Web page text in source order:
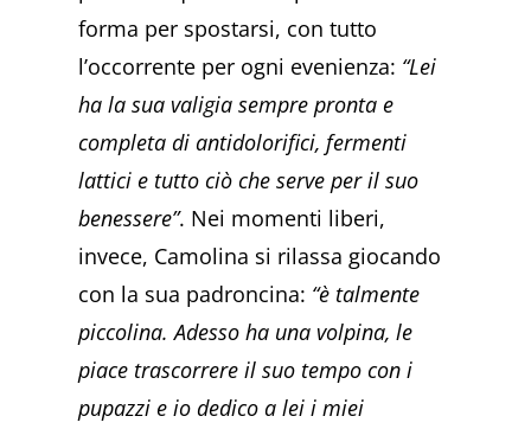
forma per spostarsi, con tutto
l’occorrente per ogni evenienza: “Lei
ha la sua valigia sempre pronta e
completa di antidolorifici, fermenti
lattici e tutto ciò che serve per il suo
benessere”. Nei momenti liberi,
invece, Camolina si rilassa giocando
con la sua padroncina: “è talmente
piccolina. Adesso ha una volpina, le
piace trascorrere il suo tempo con i
pupazzi e io dedico a lei i miei